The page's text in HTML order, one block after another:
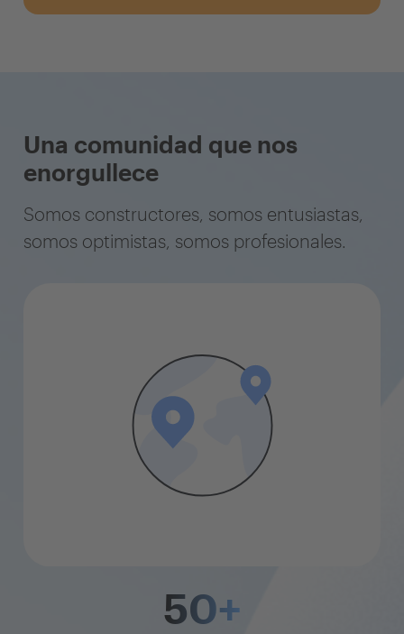
Una comunidad que nos
enorgullece
Somos constructores, somos entusiastas,
somos optimistas, somos profesionales.
50+